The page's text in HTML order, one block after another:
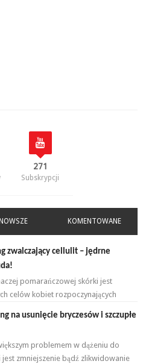
271
Subskrypcji
KOMENTOWANE
zwalczający cellulit – jędrne
pomarańczowej skórki jest
celów kobiet rozpoczynających
na usunięcie bryczesów i szczupłe
problemem w dążeniu do
zmniejszenie bądź zlikwidowanie